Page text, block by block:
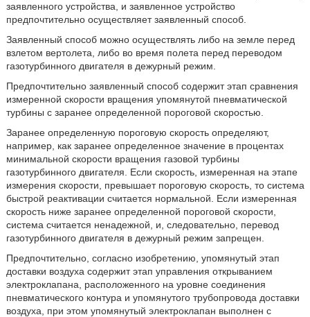
заявленного устройства, и заявленное устройство
предпочтительно осуществляет заявленный способ.
Заявленный способ можно осуществлять либо на земле перед
взлетом вертолета, либо во время полета перед переводом
газотурбинного двигателя в дежурный режим.
Предпочтительно заявленный способ содержит этап сравнения
измеренной скорости вращения упомянутой пневматической
турбины с заранее определенной пороговой скоростью.
Заранее определенную пороговую скорость определяют,
например, как заранее определенное значение в процентах
минимальной скорости вращения газовой турбины
газотурбинного двигателя. Если скорость, измеренная на этапе
измерения скорости, превышает пороговую скорость, то система
быстрой реактивации считается нормальной. Если измеренная
скорость ниже заранее определенной пороговой скорости,
система считается ненадежной, и, следовательно, перевод
газотурбинного двигателя в дежурный режим запрещен.
Предпочтительно, согласно изобретению, упомянутый этап
доставки воздуха содержит этап управления открыванием
электроклапана, расположенного на уровне соединения
пневматического контура и упомянутого трубопровода доставки
воздуха, при этом упомянутый электроклапан выполнен с